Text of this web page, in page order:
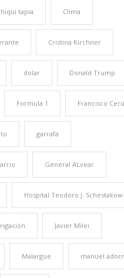
tapia Clima
Cristina Kirchner
dolar Donald Trump
Formula 1 Francisco
garrafa
General ALvear
Hospital Teodoro J. Schestakow
Javier Milei
Malargüe manuel